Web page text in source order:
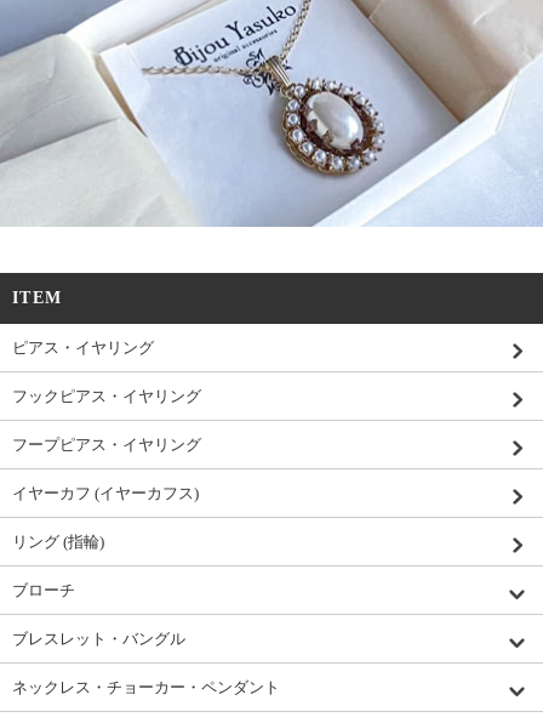
ITEM
ピアス・イヤリング
フックピアス・イヤリング
フープピアス・イヤリング
イヤーカフ (イヤーカフス)
リング (指輪)
ブローチ
ブレスレット・バングル
ネックレス・チョーカー・ペンダント